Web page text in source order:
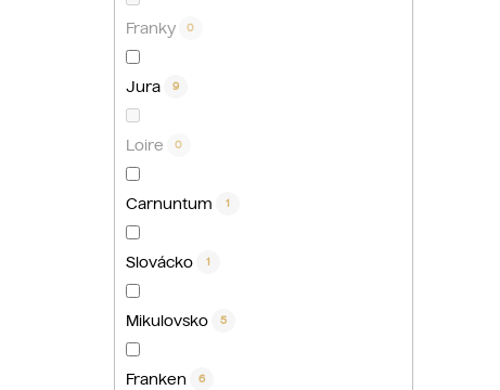
Franky 0
Jura 9
Loire 0
Carnuntum 1
Slovácko 1
Mikulovsko 5
Franken 6